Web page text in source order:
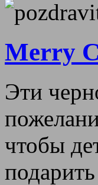
Merry
Эти
чтобы